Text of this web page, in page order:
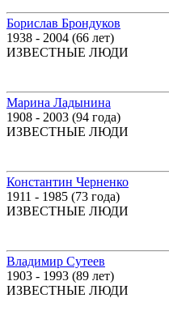
Борислав Брондуков
1938 - 2004 (66 лет)
ИЗВЕСТНЫЕ ЛЮДИ
Марина Ладынина
1908 - 2003 (94 года)
ИЗВЕСТНЫЕ ЛЮДИ
Константин Черненко
1911 - 1985 (73 года)
ИЗВЕСТНЫЕ ЛЮДИ
Владимир Сутеев
1903 - 1993 (89 лет)
ИЗВЕСТНЫЕ ЛЮДИ